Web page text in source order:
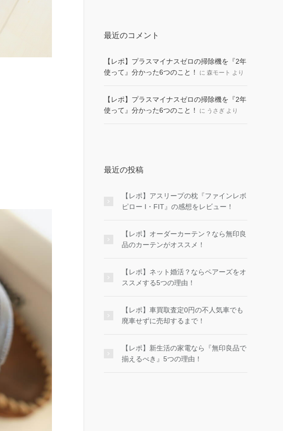
最近のコメント
【レポ】プラスマイナスゼロの掃除機を『2年
使って』分かった6つのこと！
に 森モート より
【レポ】プラスマイナスゼロの掃除機を『2年
使って』分かった6つのこと！
に うさぎ より
最近の投稿
【レポ】アスリープの枕『ファインレボ
ピロー I・FIT』の感想をレビュー！
【レポ】オーダーカーテン？なら無印良
品のカーテンがオススメ！
【レポ】ネット婚活？ならペアーズをオ
ススメする5つの理由！
【レポ】車買取査定0円の不人気車でも
廃車せずに売却するまで！
【レポ】新生活の家電なら『無印良品で
揃えるべき』5つの理由！